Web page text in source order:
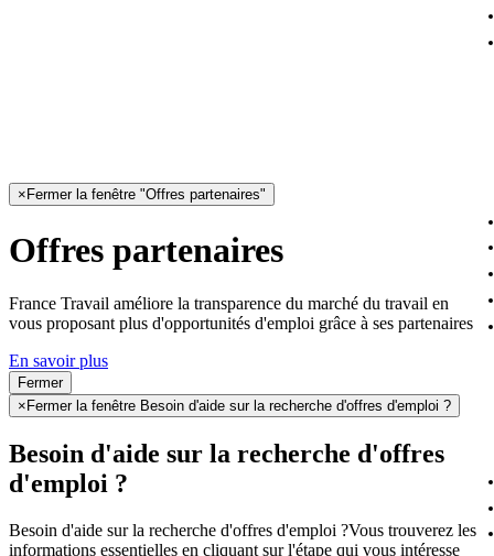
× Fermer la fenêtre "Offres partenaires"
Offres partenaires
France Travail améliore la transparence du marché du travail en
vous proposant plus d'opportunités d'emploi grâce à ses partenaires
En savoir plus
Fermer
× Fermer la fenêtre Besoin d'aide sur la recherche d'offres d'emploi ?
Besoin d'aide sur la recherche d'offres
d'emploi ?
Besoin d'aide sur la recherche d'offres d'emploi ?Vous trouverez les
informations essentielles en cliquant sur l'étape qui vous intéresse